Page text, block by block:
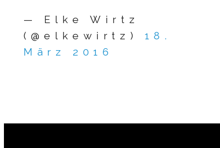
— Elke Wirtz
(@elkewirtz) 18.
März 2016